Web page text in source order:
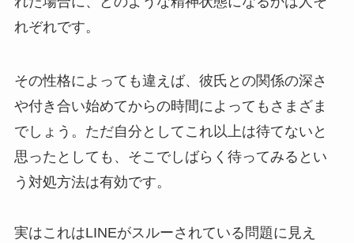
れぞれです。
その性格によっても違えば、彼氏との関係の深さ
や付き合い始めてからの時間によってもさまざま
でしょう。ただ自分としてこれ以上は待てないと
思ったとしても、そこでしばらく待ってみるとい
う対処方法は有効です。
実はこれはLINEがスルーされている問題に見え